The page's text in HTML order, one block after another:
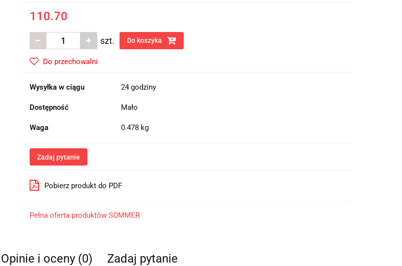
110.70
szt. Do koszyka
Do przechowalni
Wysyłka w ciągu 24 godziny
Dostępność Mało
Waga 0.478 kg
Zadaj pytanie
Pobierz produkt do PDF
Pełna oferta produktów SOMMER
Opinie i oceny (0) Zadaj pytanie